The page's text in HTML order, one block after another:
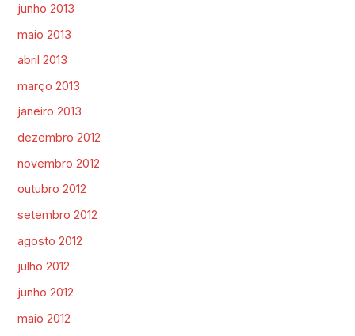
junho 2013
maio 2013
abril 2013
março 2013
janeiro 2013
dezembro 2012
novembro 2012
outubro 2012
setembro 2012
agosto 2012
julho 2012
junho 2012
maio 2012